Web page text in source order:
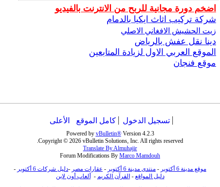
اضخم دورة مجانية للربح من الانترنت بالفيديو
شركة تركيب اثاث ايكيا بالدمام
زيت الحشيش الافغاني الاصلي
دينا نقل عفش بالرياض
الموقع العربي الاول لزيادة المتابعين
موقع فنجان
تسجيل الدخول كامل الموقع الأعلى
Powered by vBulletin®Version 4.2.3
Copyright © 2026 vBulletin Solutions, Inc. All rights reserved.
Translate By Almuhajir
Forum Modifications By Marco Mamdouh
موقع مدينة 6 أكتوبر
- منتدى مدينة 6 أكتوبر - عقارات مصر -دليل شركات 6 أكتوبر
-
دليل المواقع - القرآن الكريم -
ألعاب أون لاين